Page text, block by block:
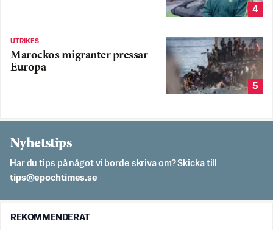
4
UTRIKES
Marockos migranter pressar
Europa
5
Nyhetstips
Har du tips på något vi borde skriva om? Skicka till
es.semithcope@spit
REKOMMENDERAT